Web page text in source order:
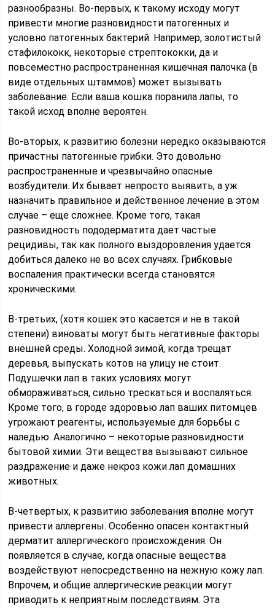
разнообразны. Во-первых, к такому исходу могут
привести многие разновидности патогенных и
условно патогенных бактерий. Например, золотистый
стафилококк, некоторые стрептококки, да и
повсеместно распространенная кишечная палочка (в
виде отдельных штаммов) может вызывать
заболевание. Если ваша кошка поранила лапы, то
такой исход вполне вероятен.
Во-вторых, к развитию болезни нередко оказываются
причастны патогенные грибки. Это довольно
распространенные и чрезвычайно опасные
возбудители. Их бывает непросто выявить, а уж
назначить правильное и действенное лечение в этом
случае – еще сложнее. Кроме того, такая
разновидность пододерматита дает частые
рецидивы, так как полного выздоровления удается
добиться далеко не во всех случаях. Грибковые
воспаления практически всегда становятся
хроническими.
В-третьих, (хотя кошек это касается и не в такой
степени) виноваты могут быть негативные факторы
внешней среды. Холодной зимой, когда трещат
деревья, выпускать котов на улицу не стоит.
Подушечки лап в таких условиях могут
обмораживаться, сильно трескаться и воспаляться.
Кроме того, в городе здоровью лап ваших питомцев
угрожают реагенты, используемые для борьбы с
наледью. Аналогично – некоторые разновидности
бытовой химии. Эти вещества вызывают сильное
раздражение и даже некроз кожи лап домашних
животных.
В-четвертых, к развитию заболевания вполне могут
привести аллергены. Особенно опасен контактный
дерматит аллергического происхождения. Он
появляется в случае, когда опасные вещества
воздействуют непосредственно на нежную кожу лап.
Впрочем, и общие аллергические реакции могут
приводить к неприятным последствиям. Эта